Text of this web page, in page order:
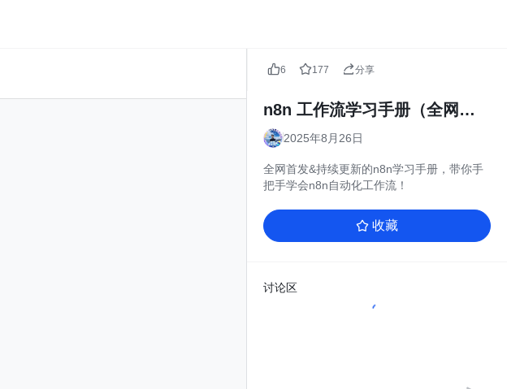
6 177 分享
n8n 工作流学习手册（全网首发&持续更新 ing...
2025年8月26日
全网首发&持续更新的n8n学习手册，带你手
把手学会n8n自动化工作流！
收藏
讨论区